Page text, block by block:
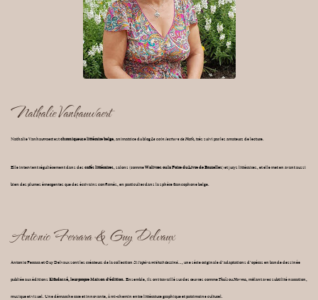
Nathalie Vanhauwaert
Nathalie Vanhauwaert estchroniqueuse littéraire belge, animatrice du blogLe coin lecture de Nath, très suivi par les amateurs de lecture.
Elle intervient régulièrement dans des cafés littéraires, salons (commeWalivres ou la Foire du Livre de Bruxelles) et jurys littéraires, et elle met en avant aussi
bien des plumes émergentes que des écrivains confirmés, en particulier dans la sphère francophone belge.
Antonio Ferrara & Guy Delvaux
Antonio Ferrara et Guy Delvaux sont les créateurs de la collectionSi l’opéra m’était dessiné…, une série originale d’adaptations d’opéras en bande dessinée
publiée aux éditions Kifadassé, leur propre Maison d'édition. Ensemble, ils ont travaillé sur des œuvres commeThaïsouNorma, mêlant avec subtilité narration,
musique et visuel. Une démarche rare et innovante, à mi-chemin entre littérature graphique et patrimoine culturel.